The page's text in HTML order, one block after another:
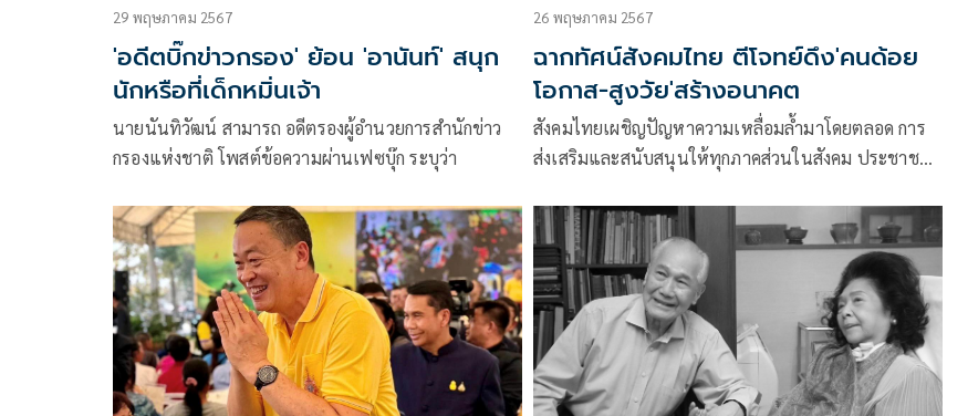
29 พฤษภาคม 2567
'อดีตบิ๊กข่าวกรอง' ย้อน 'อานันท์' สนุก
นักหรือที่เด็กหมิ่นเจ้า
นายนันทิวัฒน์ สามารถ อดีตรองผู้อำนวยการสำนักข่าว
กรองแห่งชาติ โพสต์ข้อความผ่านเฟซบุ๊ก ระบุว่า
26 พฤษภาคม 2567
ฉากทัศน์สังคมไทย ตีโจทย์ดึง'คนด้อย
โอกาส-สูงวัย'สร้างอนาคต
สังคมไทยเผชิญปัญหาความเหลื่อมล้ำมาโดยตลอด การ
ส่งเสริมและสนับสนุนให้ทุกภาคส่วนในสังคม ประชาชน
ยกระดับคุณภาพชีวิตให้ดีขึ้น ตลอดจนการให้โอกาสและ
สร้างความเข้มแข็งคนยากจน และคนด้อยโอกาส